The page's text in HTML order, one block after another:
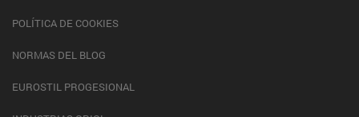
POLÍTICA DE COOKIES
NORMAS DEL BLOG
EUROSTIL PROGESIONAL